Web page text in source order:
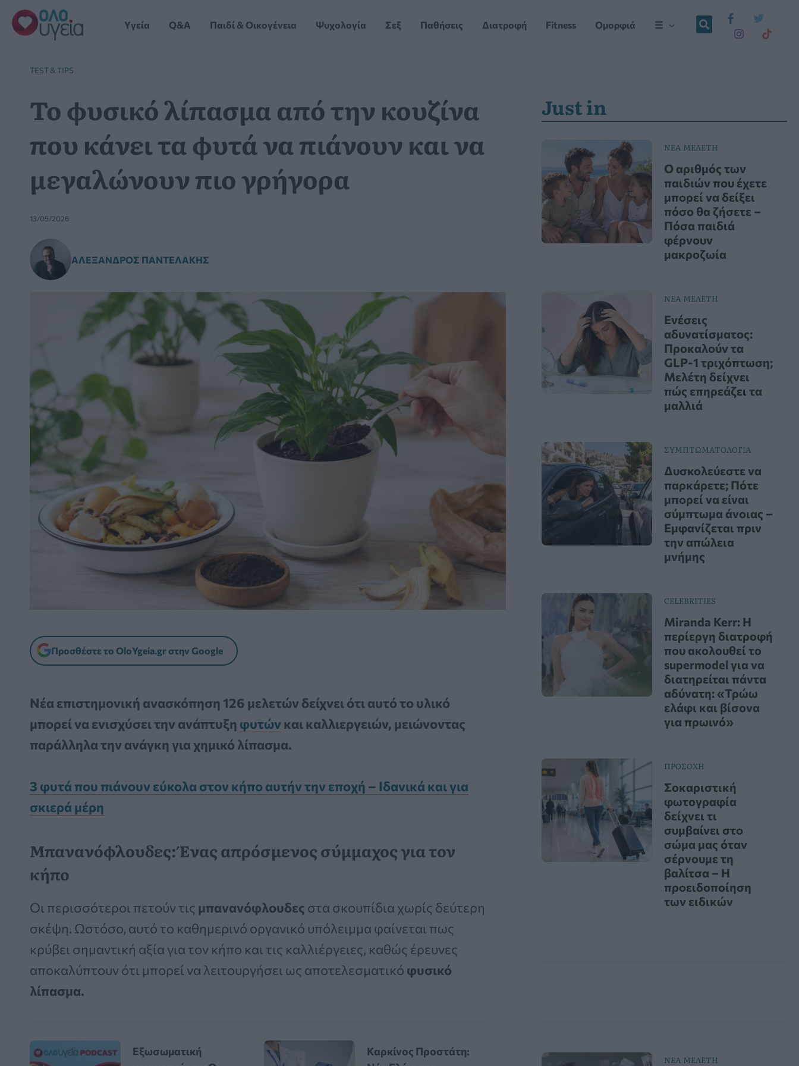
Μετάβαση
στο
περιεχόμενο
Yγεία Q&A Παιδί & Οικογένεια Ψυχολογία Σεξ Παθήσεις Διατροφή Fitness Ομορφιά ☰
TEST & TIPS
Το φυσικό λίπασμα από την κουζίνα
που κάνει τα φυτά να πιάνουν και να
μεγαλώνουν πιο γρήγορα
13/05/2026
ΑΛΈΞΑΝΔΡΟΣ ΠΑΝΤΕΛΆΚΗΣ
Προσθέστε το OloYgeia.gr στην Google
Νέα επιστημονική ανασκόπηση 126 μελετών δείχνει ότι αυτό το υλικό
μπορεί να ενισχύσει την ανάπτυξη φυτώνκαι καλλιεργειών, μειώνοντας
παράλληλα την ανάγκη για χημικό λίπασμα.
3 φυτά που πιάνουν εύκολα στον κήπο αυτήν την εποχή – Ιδανικά και για
σκιερά μέρη
Μπανανόφλουδες: Ένας απρόσμενος σύμμαχος για τον
κήπο
Οι περισσότεροι πετούν τις μπανανόφλουδες στα σκουπίδια χωρίς δεύτερη
σκέψη. Ωστόσο, αυτό το καθημερινό οργανικό υπόλειμμα φαίνεται πως
κρύβει σημαντική αξία για τον κήπο και τις καλλιέργειες, καθώς έρευνες
αποκαλύπτουν ότι μπορεί να λειτουργήσει ως αποτελεσματικό φυσικό
λίπασμα.
Εξωσωματική
Καρκίνος Προστάτη:
Just in
ΝΕΑ ΜΕΛΕΤΗ
Ο αριθμός των
παιδιών που έχετε
μπορεί να δείξει
πόσο θα ζήσετε –
Πόσα παιδιά
φέρνουν
μακροζωία
ΝΕΑ ΜΕΛΕΤΗ
Ενέσεις
αδυνατίσματος:
Προκαλούν τα
GLP-1 τριχόπτωση;
Μελέτη δείχνει
πώς επηρεάζει τα
μαλλιά
ΣΥΜΠΤΩΜΑΤΟΛΟΓΙΑ
Δυσκολεύεστε να
παρκάρετε; Πότε
μπορεί να είναι
σύμπτωμα άνοιας –
Εμφανίζεται πριν
την απώλεια
μνήμης
CELEBRITIES
Miranda Kerr: Η
περίεργη διατροφή
που ακολουθεί το
supermodel για να
διατηρείται πάντα
αδύνατη: «Τρώω
ελάφι και βίσονα
για πρωινό»
ΠΡΟΣΟΧΗ
Σοκαριστική
φωτογραφία
δείχνει τι
συμβαίνει στο
σώμα μας όταν
σέρνουμε τη
βαλίτσα – Η
προειδοποίηση
των ειδικών
ΝΕΑ ΜΕΛΕΤΗ